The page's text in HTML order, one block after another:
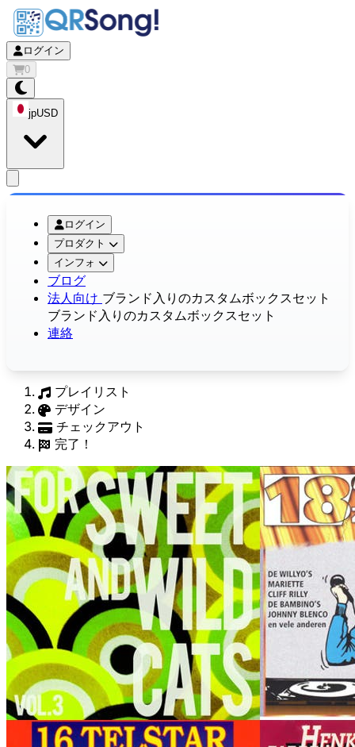
ログイン
0
jpUSD
ログイン
プロダクト
インフォ
ブログ
法人向け ブランド入りのカスタムボックスセット
ブランド入りのカスタムボックスセット
連絡
プレイリスト
デザイン
チェックアウト
完了！